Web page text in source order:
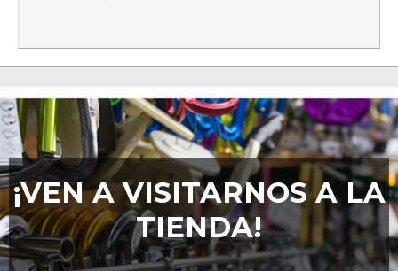
¡VEN A VISITARNOS A LA
TIENDA!